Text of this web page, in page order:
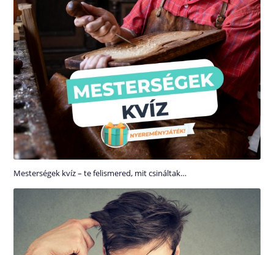
Mesterségek kvíz – te felismered, mit csináltak…